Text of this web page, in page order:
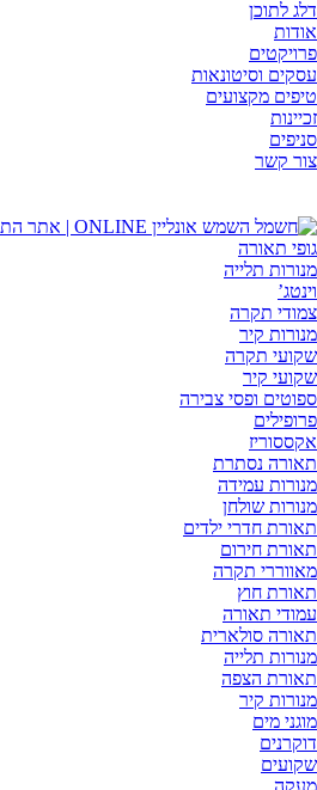
דלג לתוכן
אודות
פרויקטים
עסקים וסיטונאות
טיפים מקצועים
זכיינות
סניפים
צור קשר
גופי תאורה
מנורות תלייה
וינטג’
צמודי תקרה
מנורות קיר
שקועי תקרה
שקועי קיר
ספוטים ופסי צבירה
פרופילים
אקססוריז
תאורה נסתרת
מנורות עמידה
מנורות שולחן
תאורת חדרי ילדים
תאורת חירום
מאווררי תקרה
תאורת חוץ
עמודי תאורה
תאורה סולארית
מנורות תלייה
תאורת הצפה
מנורות קיר
מוגני מים
דוקרנים
שקועים